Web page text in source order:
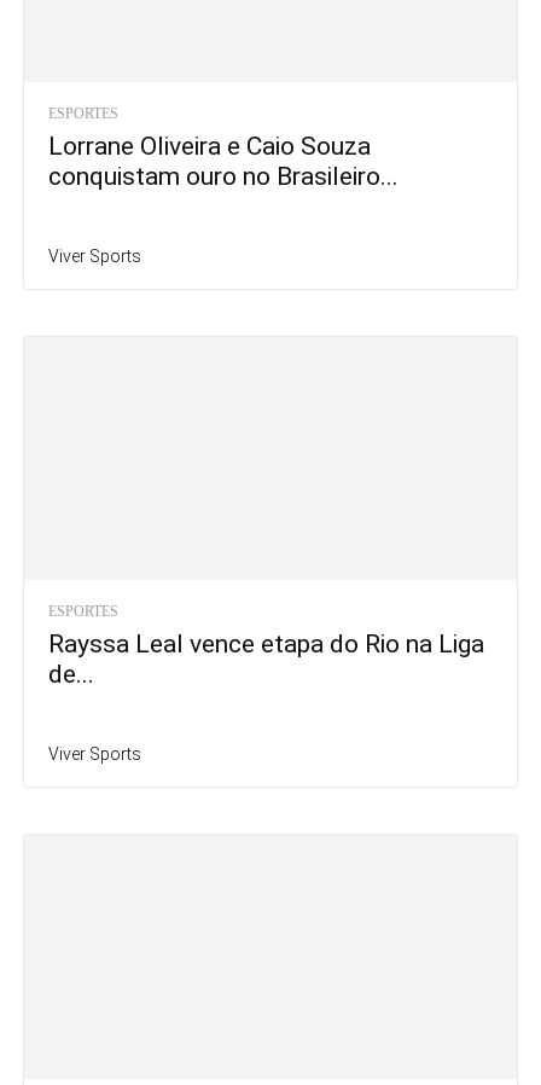
ESPORTES
Lorrane Oliveira e Caio Souza
conquistam ouro no Brasileiro...
Viver Sports
ESPORTES
Rayssa Leal vence etapa do Rio na Liga
de...
Viver Sports